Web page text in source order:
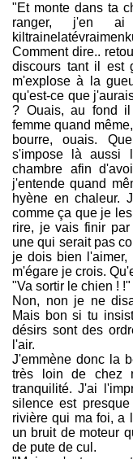
"Et monte dans ta
ranger, j'en
Comment dire..
discours tant il est
m'explose à la
qu'est-ce que
? Ouais, au fond
femme quand
bourre, ouais.
s'impose là aussi
chambre afin
j'entende quand
hyène en chaleur.
comme ça que je
rire, je vais finir
une qui serait pas
je dois bien l'aimer,
m'égare je crois.
"Va sortir le chien ! !"
Non, non je ne
Mais bon si tu
désirs sont des
l'air.
J'emmène donc la
très loin de chez
tranquilité. J'ai
silence est
rivière qui ma foi, a
un bruit de moteur
de pute de cul.